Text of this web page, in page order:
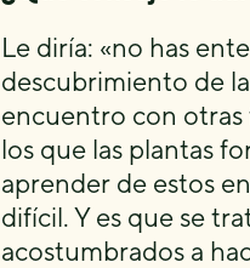
Le diría: «no has
descubrimiento de
encuentro con otras
los que las plantas
aprender de estos
difícil. Y es que se
acostumbrados a